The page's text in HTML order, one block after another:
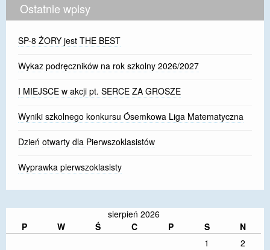
Ostatnie wpisy
SP-8 ŻORY jest THE BEST
Wykaz podręczników na rok szkolny 2026/2027
I MIEJSCE w akcji pt. SERCE ZA GROSZE
Wyniki szkolnego konkursu Ósemkowa Liga Matematyczna
Dzień otwarty dla Pierwszoklasistów
Wyprawka pierwszoklasisty
sierpień 2026
P
W Ś C P S
N
1
2